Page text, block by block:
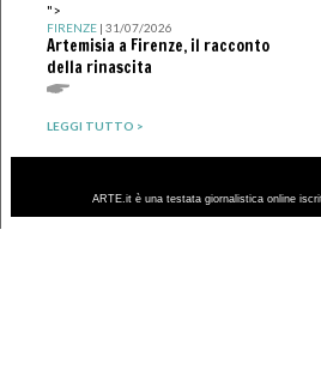
">
FIRENZE| 31/07/2026
Artemisia a Firenze, il racconto
della rinascita
LEGGI TUTTO >
ARTE.it è una testata giornalistica online